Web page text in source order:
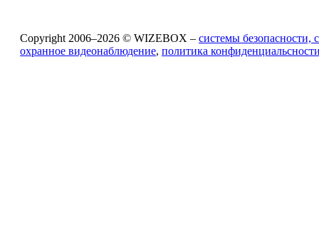
Copyright 2006–2026 © WIZEBOX – системы безопасности,
охранное видеонаблюдение, политика